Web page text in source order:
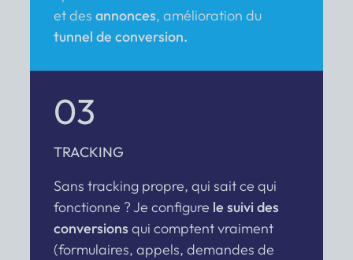
et des annonces, amélioration du
tunnel de conversion.
03
TRACKING
Sans tracking propre, qui sait ce qui
fonctionne ? Je configure le suivi des
conversionsqui comptent vraiment
(formulaires, appels, demandes de